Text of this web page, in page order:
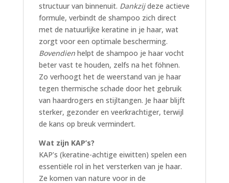
structuur van binnenuit. Dankzijdeze actieve
formule, verbindt de shampoo zich direct
met de natuurlijke keratine in je haar, wat
zorgt voor een optimale bescherming.
Bovendienhelpt de shampoo je haar vocht
beter vast te houden, zelfs na het föhnen.
Zo verhoogt het de weerstand van je haar
tegen thermische schade door het gebruik
van haardrogers en stijltangen. Je haar blijft
sterker, gezonder en veerkrachtiger, terwijl
de kans op breuk vermindert.
Wat zijn KAP’s?
KAP’s (keratine-achtige eiwitten) spelen een
essentiële rol in het versterken van je haar.
Ze komen van nature voor in de